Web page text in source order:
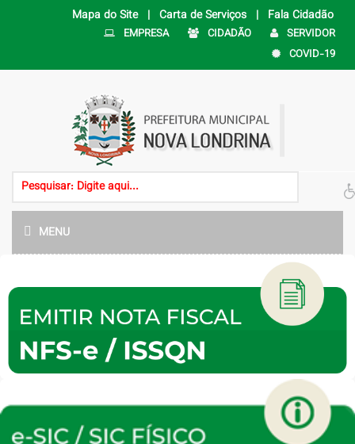
Mapa do Site | Carta de Serviços | Fala Cidadão
EMPRESA CIDADÃO
SERVIDOR
COVID-19
MENU